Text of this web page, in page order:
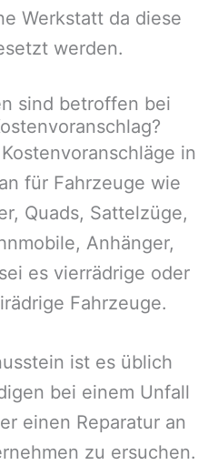
Werkstatt da diese
werden.
sind betroffen bei
in
für Fahrzeuge wie
Quads, Sattelzüge,
Anhänger,
es vierrädrige oder
Fahrzeuge.
ist es üblich
bei einem Unfall
einen Reparatur an
zu ersuchen.